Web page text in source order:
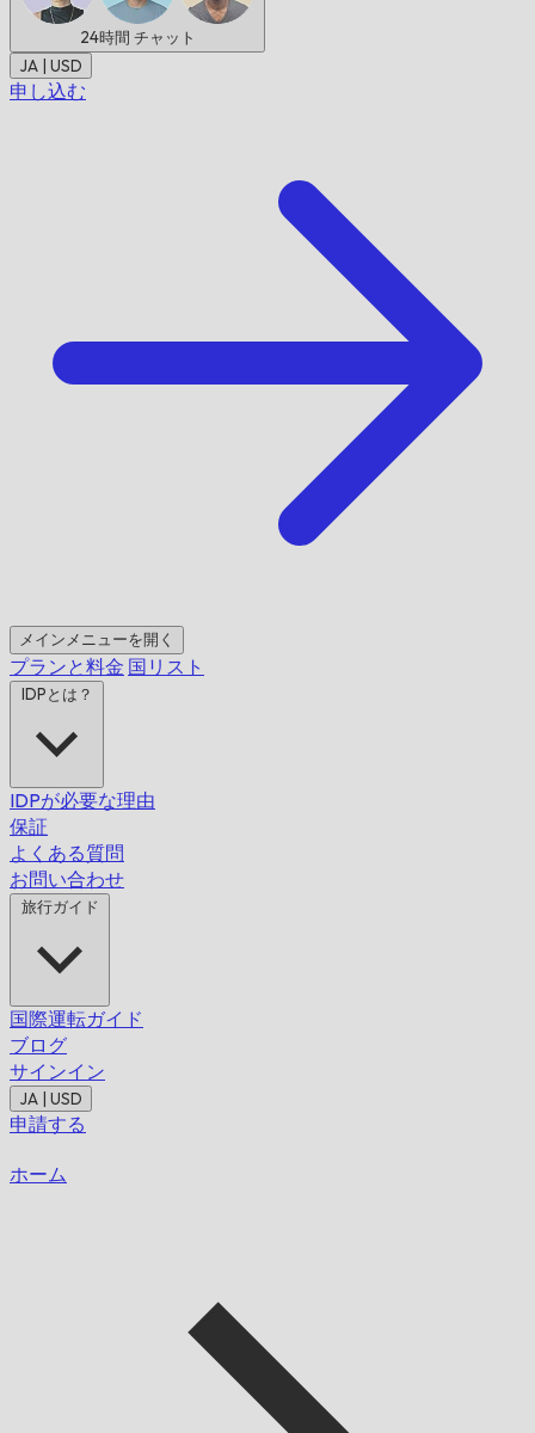
24時間 チャット
JA | USD
申し込む
メインメニューを開く
プランと料金 国リスト
IDPとは？
IDPが必要な理由
保証
よくある質問
お問い合わせ
旅行ガイド
国際運転ガイド
ブログ
サインイン
JA | USD
申請する
ホーム